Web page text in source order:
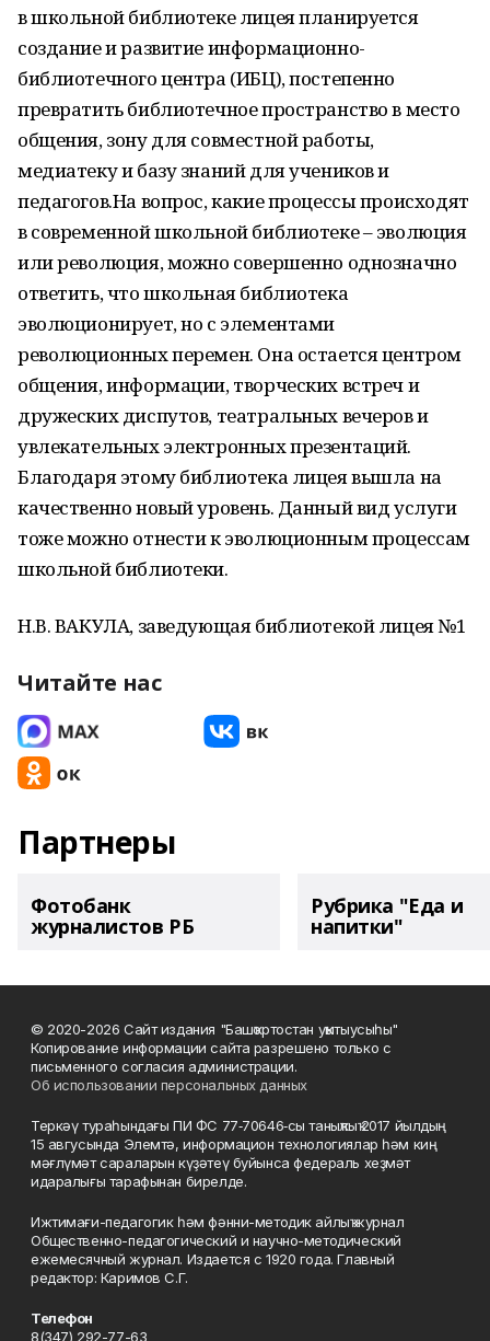
в школьной библиотеке лицея планируется
создание и развитие информационно-
библиотечного центра (ИБЦ), постепенно
превратить библиотечное пространство в место
общения, зону для совместной работы,
медиатеку и базу знаний для учеников и
педагогов.На вопрос, какие процессы происходят
в современной школьной библиотеке – эволюция
или революция, можно совершенно однозначно
ответить, что школьная библиотека
эволюционирует, но с элементами
революционных перемен. Она остается центром
общения, информации, твор­ческих встреч и
дружеских диспутов, театральных вечеров и
увлекательных электронных презентаций.
Благодаря этому библиотека лицея вышла на
качественно новый уровень. Данный вид услуги
тоже можно отнести к эволюционным процессам
школьной библиотеки.
Н.В. ВАКУЛА, заведующая библиотекой лицея №1
Читайте нас
Партнеры
Фотобанк
журналистов РБ
Рубрика "Еда и
напитки"
© 2020-2026 Сайт издания "Башҡортостан уҡытыусыһы"
Копирование информации сайта разрешено только с
письменного согласия администрации.
Об использовании персональных данных
Теркәү тураһындағы ПИ ФС 77‑70646‑сы таныҡлыҡ 2017 йылдың
15 авгусында Элемтә, информацион технологиялар һәм киң
мәғлүмәт сараларын күҙәтеү буйынса федераль хеҙмәт
идаралығы тарафынан бирелде.
Ижтимағи-педагогик һәм фәнни-методик айлыҡ журнал
Общественно-педагогический и научно-методический
ежемесячный журнал. Издается с 1920 года. Главный
редактор: Каримов С.Г.
Телефон
8(347) 292-77-63